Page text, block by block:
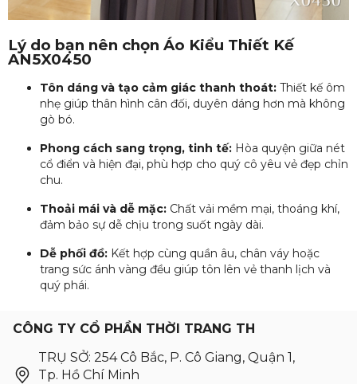
Lý do bạn nên chọn Áo Kiểu Thiết Kế
AN5X0450
Tôn dáng và tạo cảm giác thanh thoát: Thiết kế ôm
nhẹ giúp thân hình cân đối, duyên dáng hơn mà không
gò bó.
Phong cách sang trọng, tinh tế: Hòa quyện giữa nét
cổ điển và hiện đại, phù hợp cho quý cô yêu vẻ đẹp chỉn
chu.
Thoải mái và dễ mặc: Chất vải mềm mại, thoáng khí,
đảm bảo sự dễ chịu trong suốt ngày dài.
Dễ phối đồ: Kết hợp cùng quần âu, chân váy hoặc
trang sức ánh vàng đều giúp tôn lên vẻ thanh lịch và
quý phái.
CÔNG TY CỔ PHẦN THỜI TRANG TH
TRỤ SỞ: 254 Cô Bắc, P. Cô Giang, Quận 1,
Tp. Hồ Chí Minh